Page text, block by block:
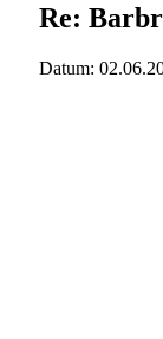
Re:
Datum: